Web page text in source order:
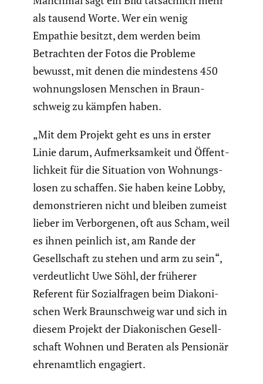
als tausend Worte. Wer ein wenig
Empathie besitzt, dem werden beim
Betrachten der Fotos die Probleme
bewusst, mit denen die mindes­tens 450
wohnungs­losen Menschen in Braun­
schweig zu kämpfen haben.
„Mit dem Projekt geht es uns in erster
Linie darum, Aufmerk­sam­keit und Öffent­
lich­keit für die Situation von Wohnungs­
losen zu schaffen. Sie haben keine Lobby,
demons­trieren nicht und bleiben zumeist
lieber im Verbor­genen, oft aus Scham, weil
es ihnen peinlich ist, am Rande der
Gesell­schaft zu stehen und arm zu sein“,
verdeut­licht Uwe Söhl, der früherer
Referent für Sozial­fragen beim Diako­ni­
schen Werk Braun­schweig war und sich in
diesem Projekt der Diako­ni­schen Gesell­
schaft Wohnen und Beraten als Pensionär
ehren­amt­lich engagiert.